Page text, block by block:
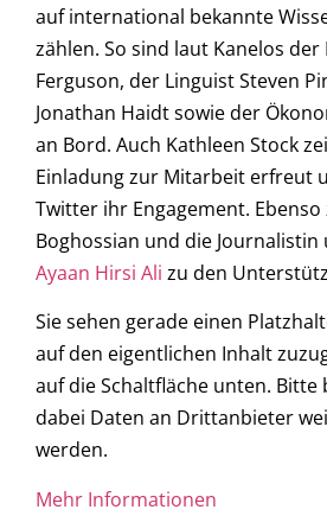
auf international bekannte
zählen. So sind laut Kanelos
Ferguson, der Linguist Steven
Jonathan Haidt sowie der
an Bord. Auch Kathleen Stock
Einladung zur Mitarbeit erfreut
Twitter ihr Engagement.
Boghossian und die Journalistin
Ayaan Hirsi Ali zu den
Sie sehen gerade einen
auf den eigentlichen Inhalt
auf die Schaltfläche unten. Bitte
dabei Daten an Drittanbieter
werden.
Mehr Informationen